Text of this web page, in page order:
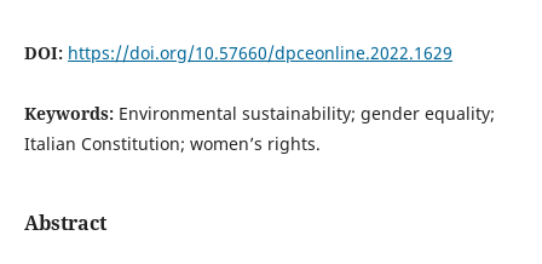
DOI: https://doi.org/10.57660/dpceonline.2022.1629
Keywords: Environmental sustainability; gender equality;
Italian Constitution; women’s rights.
Abstract